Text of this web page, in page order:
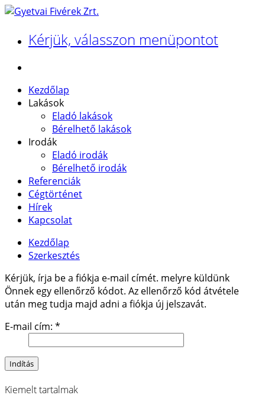
Kérjük, válasszon menüpontot
Kezdőlap
Lakások
Eladó lakások
Bérelhető lakások
Irodák
Eladó irodák
Bérelhető irodák
Referenciák
Cégtörténet
Hírek
Kapcsolat
Kezdőlap
Szerkesztés
Kérjük, írja be a fiókja e-mail címét. melyre küldünk
Önnek egy ellenőrző kódot. Az ellenőrző kód átvétele
után meg tudja majd adni a fiókja új jelszavát.
E-mail cím: *
Indítás
Kiemelt tartalmak